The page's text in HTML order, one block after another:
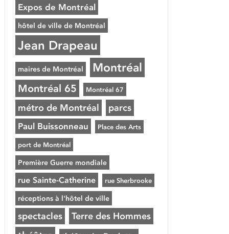
Expos de Montréal
hôtel de ville de Montréal
Jean Drapeau
maires de Montréal Montréal
Montréal 65 Montréal 67
métro de Montréal parcs
Paul Buissonneau Place des Arts
port de Montréal
Première Guerre mondiale
rue Sainte-Catherine rue Sherbrooke
réceptions à l'hôtel de ville
spectacles Terre des Hommes